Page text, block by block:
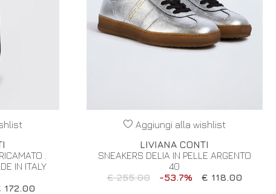
.
IN ITALY
172.00
Aggiungi alla wishlist
LIVIANA CONTI
SNEAKERS DELIA IN PELLE ARGENTO
40
€ 255.00
-53.7% € 118.00